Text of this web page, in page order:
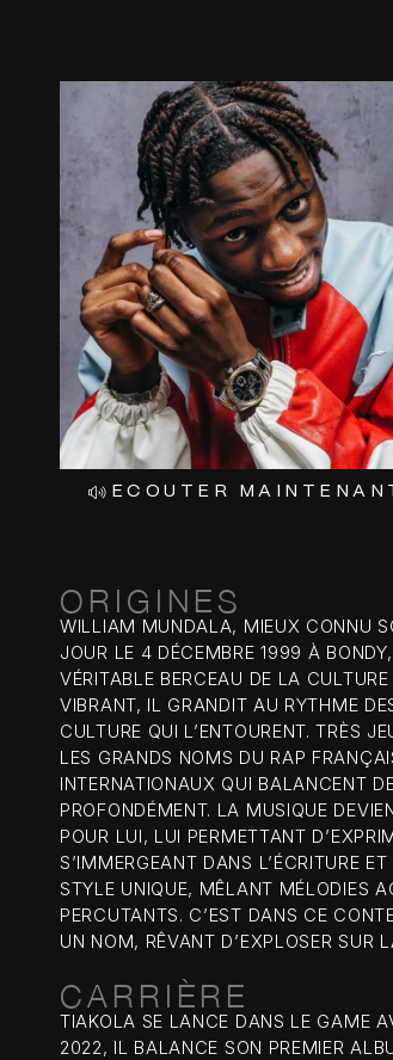
ECOUTER
ORIGINES
WILLIAM MUNDALA, MIEUX CONNU
JOUR LE 4 DÉCEMBRE 1999 À
VÉRITABLE BERCEAU DE LA
VIBRANT, IL GRANDIT AU RYTHME
CULTURE QUI L’ENTOURENT. TRÈS
LES GRANDS NOMS DU RAP
INTERNATIONAUX QUI BALANCENT
PROFONDÉMENT. LA MUSIQUE
POUR LUI, LUI PERMETTANT
S’IMMERGEANT DANS L’ÉCRITURE
STYLE UNIQUE, MÊLANT MÉLODIES
PERCUTANTS. C’EST DANS CE
UN NOM, RÊVANT D’EXPLOSER SUR
CARRIÈRE
TIAKOLA SE LANCE DANS LE GAME
2022, IL BALANCE SON PREMIER